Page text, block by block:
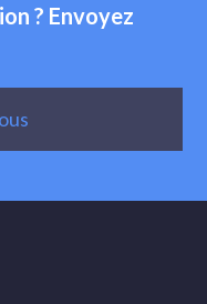
? Envoyez